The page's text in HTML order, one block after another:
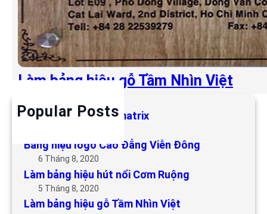
Làm bảng hiệu gỗ Tầm Nhìn Việt
Popular Posts
Làm bảng hiệu LED matrix
Bảng hiệu logo Cao Đẳng Viễn Đông
6 Tháng 8, 2020
Làm bảng hiệu hút nổi Cơm Ruộng
5 Tháng 8, 2020
Làm bảng hiệu gỗ Tầm Nhìn Việt